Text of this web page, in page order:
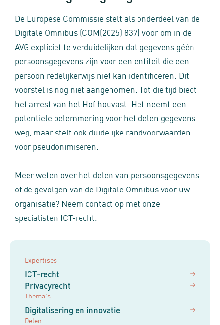
De Europese Commissie stelt als onderdeel van de
Digitale Omnibus (COM(2025) 837) voor om in de
AVG expliciet te verduidelijken dat gegevens géén
persoonsgegevens zijn voor een entiteit die een
persoon redelijkerwijs niet kan identificeren. Dit
voorstel is nog niet aangenomen. Tot die tijd biedt
het arrest van het Hof houvast. Het neemt een
potentiële belemmering voor het delen gegevens
weg, maar stelt ook duidelijke randvoorwaarden
voor pseudonimiseren.
Meer weten over het delen van persoonsgegevens
of de gevolgen van de Digitale Omnibus voor uw
organisatie? Neem contact op met onze
specialisten ICT-recht.
Expertises
ICT-recht
Privacyrecht
Thema's
Digitalisering en innovatie
Delen